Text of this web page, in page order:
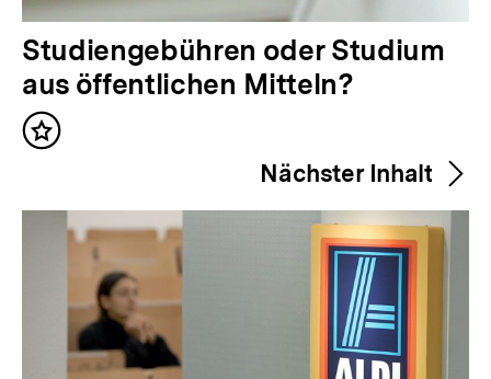
V
o
r
h
r
Studiengebühren oder Studium
aus öffentlichen Mitteln?
Inhalt
Nächster Inhalt